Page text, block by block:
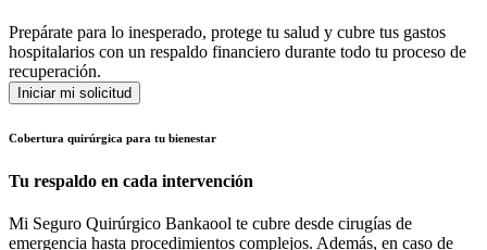
Prepárate para lo inesperado, protege tu salud y cubre tus gastos
hospitalarios con un respaldo financiero durante todo tu proceso de
recuperación.
Iniciar mi solicitud
Cobertura quirúrgica para tu bienestar
Tu respaldo en cada intervención
Mi Seguro Quirúrgico Bankaool te cubre desde cirugías de
emergencia hasta procedimientos complejos. Además, en caso de